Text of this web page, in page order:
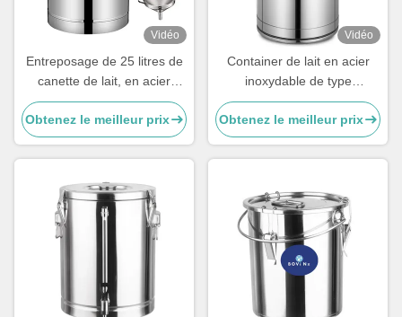
Vidéo
Entreposage de 25 litres de
canette de lait, en acier
inoxydable pour le transport
Obtenez le meilleur prix
Vidéo
Container de lait en acier
inoxydable de type
couvercle, OEM Ss Can 50L
Obtenez le meilleur prix